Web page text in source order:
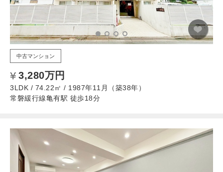
中古マンション
3,280万円
3LDK / 74.22㎡ / 1987年11月（築38年）
常磐緩行線亀有駅 徒歩18分